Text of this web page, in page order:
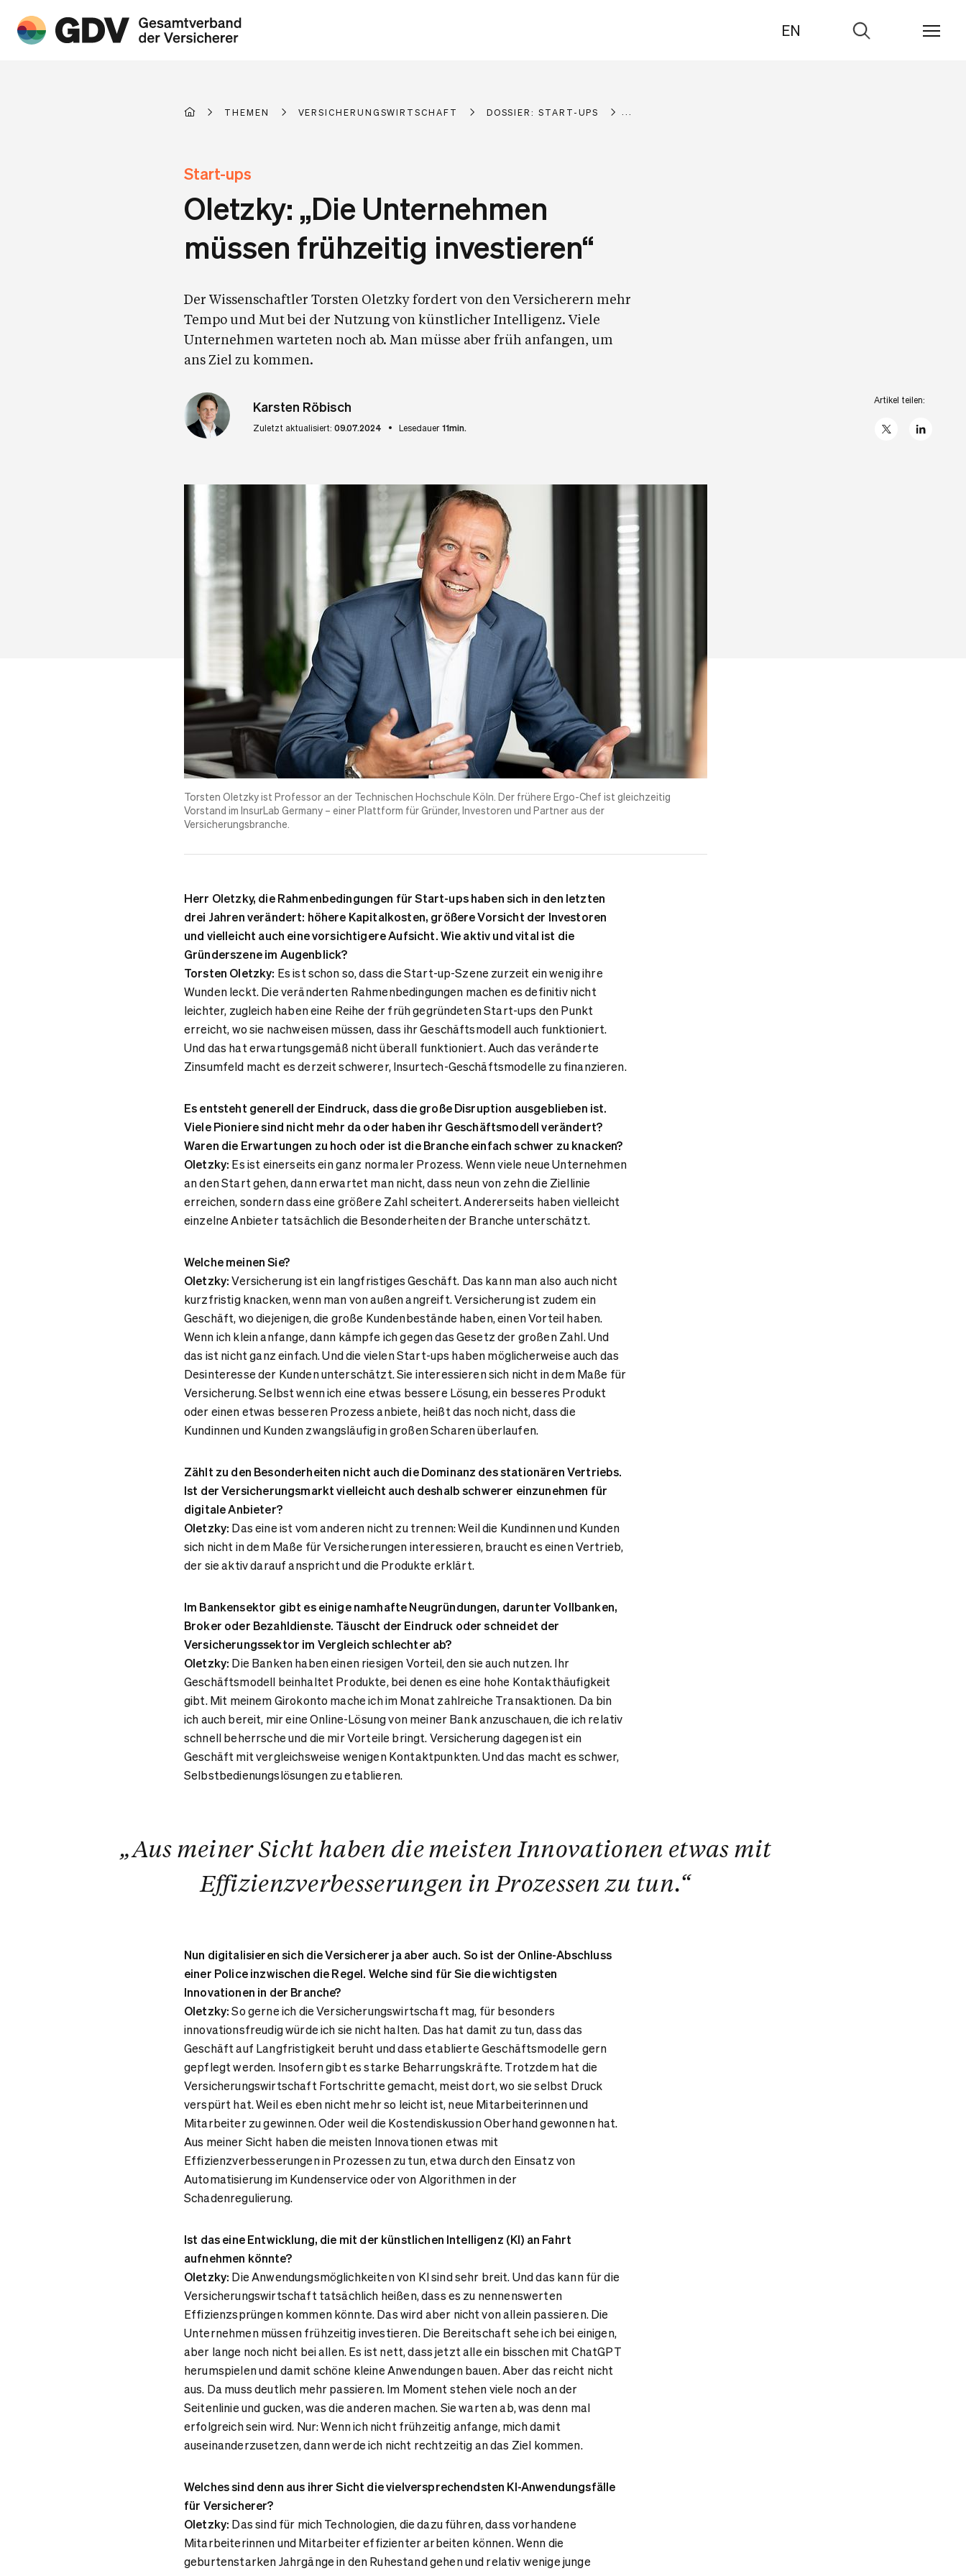
EN
Zur
THEMEN VERSICHERUNGSWIRTSCHAFT DOSSIER: START-UPS ARTIKEL
Start-ups
Oletzky: „Die Unternehmen
müssen frühzeitig investieren“
Der Wissenschaftler Torsten Oletzky fordert von den Versicherern mehr
Tempo und Mut bei der Nutzung von künstlicher Intelligenz. Viele
Unternehmen warteten noch ab. Man müsse aber früh anfangen, um
ans Ziel zu kommen.
Karsten Röbisch
Zuletzt aktualisiert: 09.07.2024 Lesedauer 11min.
Artikel teilen:
X linkedIn
Torsten Oletzky ist Professor an der Technischen Hochschule Köln. Der frühere Ergo-Chef ist gleichzeitig
Vorstand im InsurLab Germany – einer Plattform für Gründer, Investoren und Partner aus der
Versicherungsbranche.
Herr Oletzky, die Rahmenbedingungen für Start-ups haben sich in den letzten
drei Jahren verändert: höhere Kapitalkosten, größere Vorsicht der Investoren
und vielleicht auch eine vorsichtigere Aufsicht. Wie aktiv und vital ist die
Gründerszene im Augenblick?
Torsten Oletzky: Es ist schon so, dass die Start-up-Szene zurzeit ein wenig ihre
Wunden leckt. Die veränderten Rahmenbedingungen machen es definitiv nicht
leichter, zugleich haben eine Reihe der früh gegründeten Start-ups den Punkt
erreicht, wo sie nachweisen müssen, dass ihr Geschäftsmodell auch funktioniert.
Und das hat erwartungsgemäß nicht überall funktioniert. Auch das veränderte
Zinsumfeld macht es derzeit schwerer, Insurtech-Geschäftsmodelle zu finanzieren.
Es entsteht generell der Eindruck, dass die große Disruption ausgeblieben ist.
Viele Pioniere sind nicht mehr da oder haben ihr Geschäftsmodell verändert?
Waren die Erwartungen zu hoch oder ist die Branche einfach schwer zu knacken?
Oletzky: Es ist einerseits ein ganz normaler Prozess. Wenn viele neue Unternehmen
an den Start gehen, dann erwartet man nicht, dass neun von zehn die Ziellinie
erreichen, sondern dass eine größere Zahl scheitert. Andererseits haben vielleicht
einzelne Anbieter tatsächlich die Besonderheiten der Branche unterschätzt.
Welche meinen Sie?
Oletzky:Versicherung ist ein langfristiges Geschäft. Das kann man also auch nicht
kurzfristig knacken, wenn man von außen angreift. Versicherung ist zudem ein
Geschäft, wo diejenigen, die große Kundenbestände haben, einen Vorteil haben.
Wenn ich klein anfange, dann kämpfe ich gegen das Gesetz der großen Zahl. Und
das ist nicht ganz einfach. Und die vielen Start-ups haben möglicherweise auch das
Desinteresse der Kunden unterschätzt. Sie interessieren sich nicht in dem Maße für
Versicherung. Selbst wenn ich eine etwas bessere Lösung, ein besseres Produkt
oder einen etwas besseren Prozess anbiete, heißt das noch nicht, dass die
Kundinnen und Kunden zwangsläufig in großen Scharen überlaufen.
Zählt zu den Besonderheiten nicht auch die Dominanz des stationären Vertriebs.
Ist der Versicherungsmarkt vielleicht auch deshalb schwerer einzunehmen für
digitale Anbieter?
Oletzky: Das eine ist vom anderen nicht zu trennen: Weil die Kundinnen und Kunden
sich nicht in dem Maße für Versicherungen interessieren, braucht es einen Vertrieb,
der sie aktiv darauf anspricht und die Produkte erklärt.
Im Bankensektor gibt es einige namhafte Neugründungen, darunter Vollbanken,
Broker oder Bezahldienste. Täuscht der Eindruck oder schneidet der
Versicherungssektor im Vergleich schlechter ab?
Oletzky: Die Banken haben einen riesigen Vorteil, den sie auch nutzen. Ihr
Geschäftsmodell beinhaltet Produkte, bei denen es eine hohe Kontakthäufigkeit
gibt. Mit meinem Girokonto mache ich im Monat zahlreiche Transaktionen. Da bin
ich auch bereit, mir eine Online-Lösung von meiner Bank anzuschauen, die ich relativ
schnell beherrsche und die mir Vorteile bringt. Versicherung dagegen ist ein
Geschäft mit vergleichsweise wenigen Kontaktpunkten. Und das macht es schwer,
Selbstbedienungslösungen zu etablieren.
„Aus meiner Sicht haben die meisten Innovationen etwas mit
Effizienzverbesserungen in Prozessen zu tun.“
Nun digitalisieren sich die Versicherer ja aber auch. So ist der Online-Abschluss
einer Police inzwischen die Regel. Welche sind für Sie die wichtigsten
Innovationen in der Branche?
Oletzky:So gerne ich die Versicherungswirtschaft mag, für besonders
innovationsfreudig würde ich sie nicht halten. Das hat damit zu tun, dass das
Geschäft auf Langfristigkeit beruht und dass etablierte Geschäftsmodelle gern
gepflegt werden. Insofern gibt es starke Beharrungskräfte. Trotzdem hat die
Versicherungswirtschaft Fortschritte gemacht, meist dort, wo sie selbst Druck
verspürt hat. Weil es eben nicht mehr so leicht ist, neue Mitarbeiterinnen und
Mitarbeiter zu gewinnen. Oder weil die Kostendiskussion Oberhand gewonnen hat.
Aus meiner Sicht haben die meisten Innovationen etwas mit
Effizienzverbesserungen in Prozessen zu tun, etwa durch den Einsatz von
Automatisierung im Kundenservice oder von Algorithmen in der
Schadenregulierung.
Ist das eine Entwicklung, die mit der künstlichen Intelligenz (KI) an Fahrt
aufnehmen könnte?
Oletzky: Die Anwendungsmöglichkeiten von KI sind sehr breit. Und das kann für die
Versicherungswirtschaft tatsächlich heißen, dass es zu nennenswerten
Effizienzsprüngen kommen könnte. Das wird aber nicht von allein passieren. Die
Unternehmen müssen frühzeitig investieren. Die Bereitschaft sehe ich bei einigen,
aber lange noch nicht bei allen. Es ist nett, dass jetzt alle ein bisschen mit ChatGPT
herumspielen und damit schöne kleine Anwendungen bauen. Aber das reicht nicht
aus. Da muss deutlich mehr passieren. Im Moment stehen viele noch an der
Seitenlinie und gucken, was die anderen machen. Sie warten ab, was denn mal
erfolgreich sein wird. Nur: Wenn ich nicht frühzeitig anfange, mich damit
auseinanderzusetzen, dann werde ich nicht rechtzeitig an das Ziel kommen.
Welches sind denn aus ihrer Sicht die vielversprechendsten KI-Anwendungsfälle
für Versicherer?
Oletzky: Das sind für mich Technologien, die dazu führen, dass vorhandene
Mitarbeiterinnen und Mitarbeiter effizienter arbeiten können. Wenn die
geburtenstarken Jahrgänge in den Ruhestand gehen und relativ wenige junge